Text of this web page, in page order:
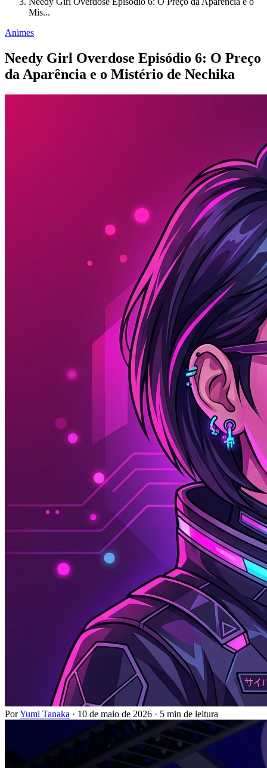
Mis...
Animes
Needy Girl Overdose Episódio 6: O Preço
da Aparência e o Mistério de Nechika
PorYumi Tanaka · 10 de maio de 2026 · 5 min de leitura